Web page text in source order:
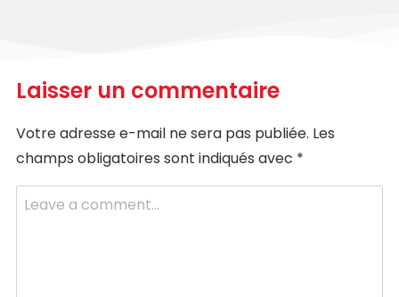
Laisser un commentaire
Votre adresse e-mail ne sera pas publiée. Les
champs obligatoires sont indiqués avec *